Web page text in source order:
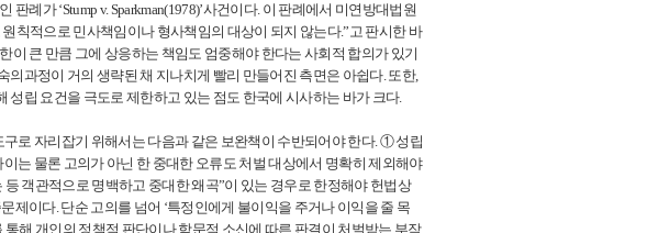
례가 ‘Stump v. Sparkman(1978)’사건이다. 이 판례에서 미연방대법원
칙적으로 민사책임이나 형사책임의 대상이 되지 않는다.”고 판시한 바
이 큰 만큼 그에 상응하는 책임도 엄중해야 한다는 사회적 합의가 있기
과정이 거의 생략된 채 지나치게 빨리 만들어진 측면은 아쉽다. 또한,
립 요건을 극도로 제한하고 있는 점도 한국에 시사하는 바가 크다.
로 자리잡기 위해서는 다음과 같은 보완책이 수반되어야 한다. ① 성립
는 물론 고의가 아닌 한 중대한 오류도 처벌 대상에서 명확히 제외해야
객관적으로 명백하고 중대한 왜곡”이 있는 경우로 한정해야 헌법상
이다. 단순 고의를 넘어 ‘특정인에게 불이익을 주거나 이익을 줄 목
해 개인의 정책적 판단이나 학문적 소신에 따른 판결이 처벌받는 부작